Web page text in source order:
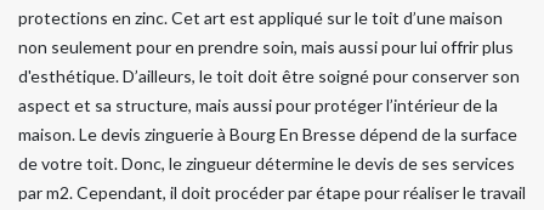
protections en zinc. Cet art est appliqué sur le toit d’une maison
non seulement pour en prendre soin, mais aussi pour lui offrir plus
d'esthétique. D’ailleurs, le toit doit être soigné pour conserver son
aspect et sa structure, mais aussi pour protéger l’intérieur de la
maison. Le devis zinguerie à Bourg En Bresse dépend de la surface
de votre toit. Donc, le zingueur détermine le devis de ses services
par m2. Cependant, il doit procéder par étape pour réaliser le travail